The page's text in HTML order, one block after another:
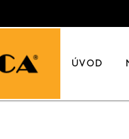
ÚVOD